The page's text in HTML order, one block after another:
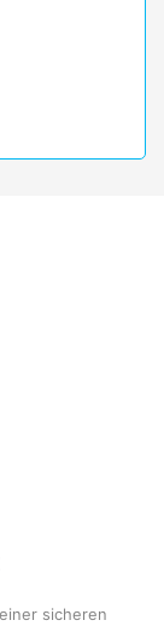
sicheren